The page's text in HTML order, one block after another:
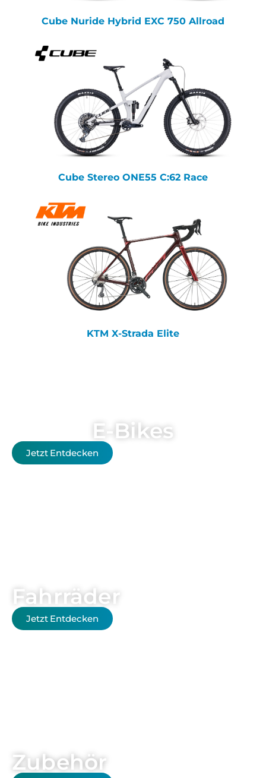
Cube Nuride Hybrid EXC 750 Allroad
Cube Stereo ONE55 C:62 Race
KTM X-Strada Elite
E-Bikes
Jetzt Entdecken
Fahrräder
Jetzt Entdecken
Zubehör